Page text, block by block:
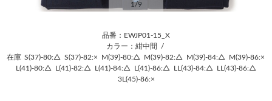
1/9
品番：EWJP01-15_X
カラー：紺中間
/
在庫 S(37)-80:△ S(37)-82:× M(39)-80:△ M(39)-82:△ M(39)-84:△
M(39)-86:×
L(41)-80:△
L(41)-82:△ L(41)-84:△ L(41)-86:△ LL(43)-84:△
LL(43)-86:△
3L(45)-86:×